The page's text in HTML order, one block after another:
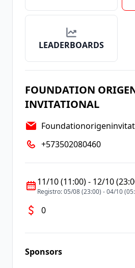
LEADERBOARDS
FOUNDATION
INVITATIONAL
+573502080460
11/10 (11:00)- 12/10
Registro:05/08 (23:00) -04/10
0
Sponsors